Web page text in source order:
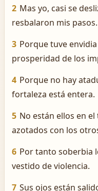
2 Mas yo, casi se
resbalaron mis pasos.
3 Porque tuve
prosperidad de los
4 Porque no hay
fortaleza está entera.
5 No están ellos en
azotados con los
6 Por tanto soberbia
vestido de violencia.
7 Sus ojos están